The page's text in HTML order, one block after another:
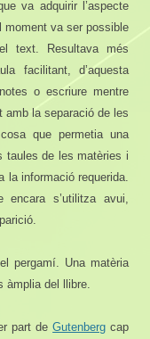
va adquirir l’aspecte
moment va ser possible
text. Resultava més
facilitant, d’aquesta
o escriure mentre
amb la separació de les
que permetia una
taules de les matèries i
la informació requerida.
s’utilitza avui,
pergamí. Una matèria
àmplia del llibre.
part deGutenberg cap